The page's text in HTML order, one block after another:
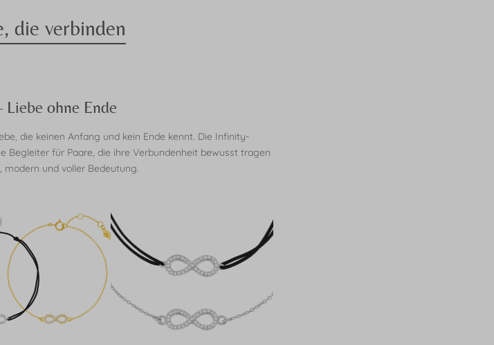
die verbinden
ohne Ende
die keinen Anfang und kein Ende kennt. Die Infinity-
Begleiter für Paare, die ihre Verbundenheit bewusst tragen
modern und voller Bedeutung.